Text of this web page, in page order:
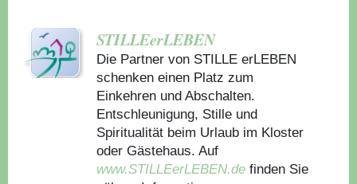
STILLEerLEBEN
Die Partner von STILLE erLEBEN
schenken einen Platz zum
Einkehren und Abschalten.
Entschleunigung, Stille und
Spiritualität beim Urlaub im Kloster
oder Gästehaus. Auf
www.STILLEerLEBEN.de finden Sie